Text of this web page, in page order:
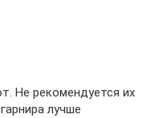
Не рекомендуется их
лучше